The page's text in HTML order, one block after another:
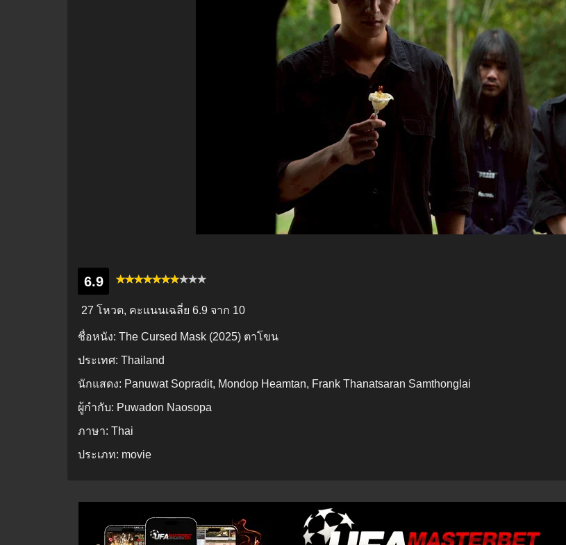
6.9
27 โหวต, คะแนนเฉลี่ย 6.9 จาก 10
ชื่อหนัง: The Cursed Mask (2025) ตาโขน
ประเทศ: Thailand
นักแสดง: Panuwat Sopradit, Mondop Heamtan, Frank Thanatsaran Samthonglai
ผู้กำกับ: Puwadon Naosopa
ภาษา: Thai
ประเภท: movie